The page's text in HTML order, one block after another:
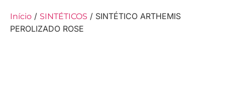
Início / SINTÉTICOS / SINTÉTICO ARTHEMIS
PEROLIZADO ROSE